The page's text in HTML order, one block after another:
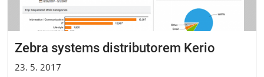
Zebra systems distributorem Kerio
23. 5. 2017